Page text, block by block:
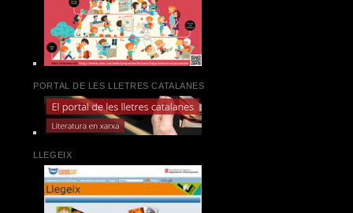
PORTAL DE LES LLETRES CATALANES
LLEGEIX